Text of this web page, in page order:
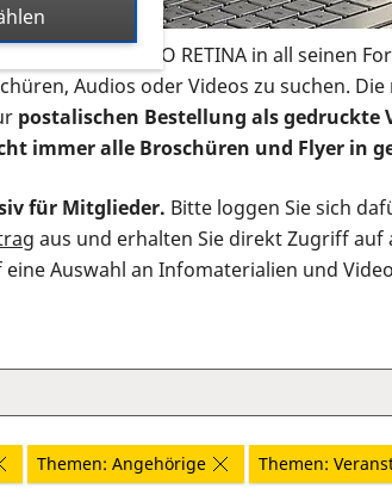
der PRO RETINA in all seinen
Audios oder Videos zu suchen.
postalischen Bestellung als gedruckte
immer alle Broschüren und Flyer in
für Mitglieder. Bitte loggen Sie sich
aus und erhalten Sie direkt Zugriff auf
Auswahl an Infomaterialien und
Themen: Angehörige Themen: